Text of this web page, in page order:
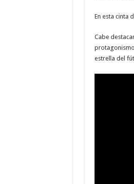
En esta cinta
Cabe
estrella del